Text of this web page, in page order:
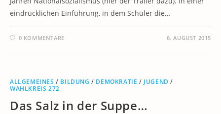
eindrücklichen Einführung, in dem Schüler die…
0 KOMMENTARE 6. AUGUST 2015
ALLGEMEINES / BILDUNG / DEMOKRATIE / JUGEND /
WAHLKREIS 272
Das Salz in der Suppe…